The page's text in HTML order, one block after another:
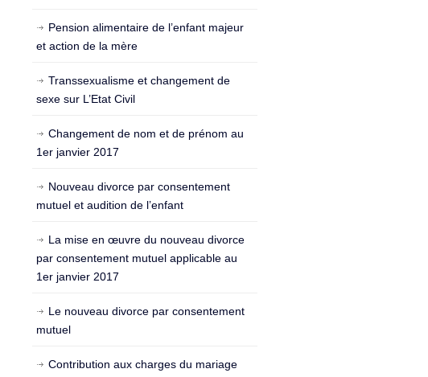
Pension alimentaire de l’enfant majeur
et action de la mère
Transsexualisme et changement de
sexe sur L’Etat Civil
Changement de nom et de prénom au
1er janvier 2017
Nouveau divorce par consentement
mutuel et audition de l’enfant
La mise en œuvre du nouveau divorce
par consentement mutuel applicable au
1er janvier 2017
Le nouveau divorce par consentement
mutuel
Contribution aux charges du mariage